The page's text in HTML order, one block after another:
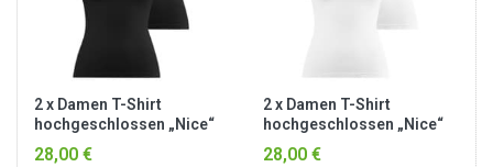
2 x Damen T-Shirt
hochgeschlossen „Nice“
Schwarz
28,00 €
2 x Damen T-Shirt
hochgeschlossen „Nice“
Weiß
28,00 €